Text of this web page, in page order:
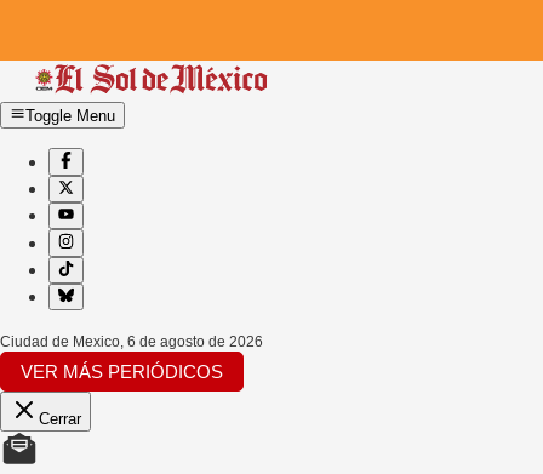
Toggle Menu
Ciudad de Mexico, 6 de agosto de 2026
VER MÁS PERIÓDICOS
Cerrar